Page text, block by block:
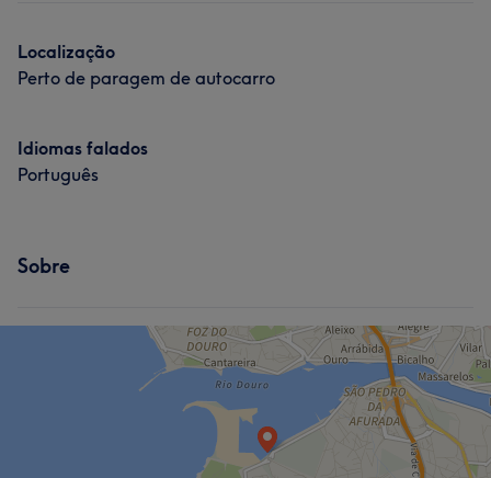
Localização
Perto de paragem de autocarro
Idiomas falados
Português
Sobre